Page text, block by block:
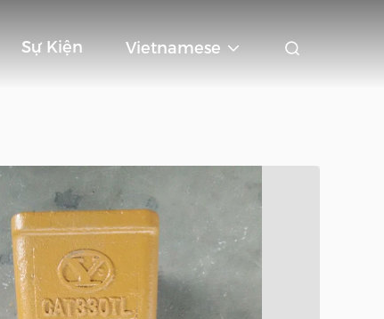
Sự Kiện Vietnamese